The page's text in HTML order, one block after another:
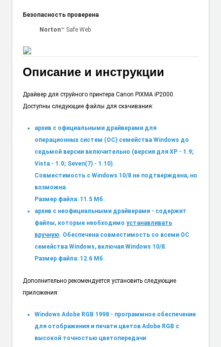
Безопасность проверена
Norton™ Safe Web
Описание и инструкции
Драйвер для струйного принтера Canon PIXMA iP2000.
Доступны следующие файлы для скачивания:
архив с официальными драйверами для
операционных систем (ОС) семейства Windows до
седьмой версии включительно (версия для XP - 1.9;
Vista - 1.0; Seven(7) - 1.10).
Совместимость с Windows 10/8 не подтверждена, но
возможна.
Размер файла: 11.5 Мб.
архив с неофициальными драйверами - содержит
файлы, которые необходимо устанавливать
вручную. Обеспечена совместимость со всеми ОС
семейства Windows, включая Windows 10/8.
Размер файла: 12.6 Мб.
Дополнительно рекомендуется установить следующие
приложения:
Windows Adobe RGB 1998 - программное обеспечение
для отображения и печати цветов Adobe RGB с
высокой точностью цветопередачи